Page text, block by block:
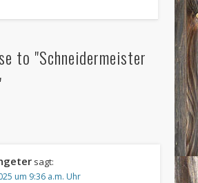
to "Schneidermeister
sagt:
um 9:36 a.m. Uhr